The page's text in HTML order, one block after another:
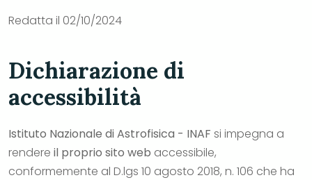
Redatta il 02/10/2024
Dichiarazione di
accessibilità
Istituto Nazionale di Astrofisica - INAF si impegna a
rendere il proprio sito web accessibile,
conformemente al D.lgs 10 agosto 2018, n. 106 che ha